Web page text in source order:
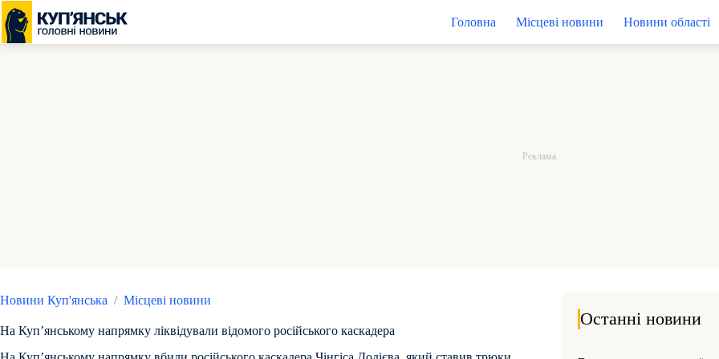
Перейти
до
вмісту
Головна Місцеві новини Новини області
Новини Куп'янська / Місцеві новини
На Куп’янському напрямку ліквідували відомого російського каскадера
Останні новини